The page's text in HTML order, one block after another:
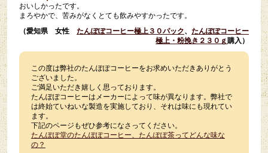
おいしかったです。
まろやかで、苦みがなくとても飲みやすかったです。
（愛知県 女性 たんぽぽコーヒー極上３０パック、 たんぽぽコーヒー
極上・粉挽き２３０ｇ購入）
この度は弊社のたんぽぽコーヒーをお求めいただきありがとう
ございました。
ご満足いただき嬉しく思っております。
たんぽぽコーヒーはメーカーによって味が異なります。弊社で
は終始ていねいな製造を実施しており、それは味にも現れてい
ます。
下記のページもぜひ参考になさってください。
たんぽぽ堂のたんぽぽコーヒー、たんぽぽ茶ってどんな味な
の？